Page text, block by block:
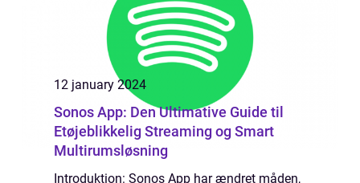
12 january 2024
Sonos App: Den Ultimative Guide til
Etøjeblikkelig Streaming og Smart
Multirumsløsning
Introduktion: Sonos App har ændret måden,